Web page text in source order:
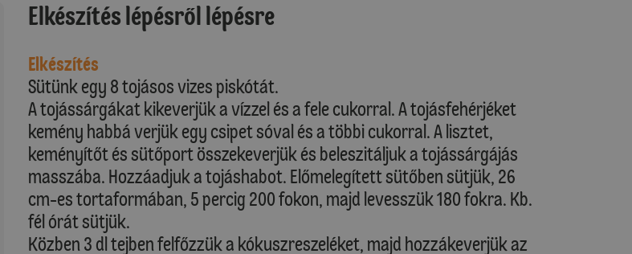
Elkészítés lépésről lépésre
Elkészítés
Sütünk egy 8 tojásos vizes piskótát.
A tojássárgákat kikeverjük a vízzel és a fele cukorral. A tojásfehérjéket
kemény habbá verjük egy csipet sóval és a többi cukorral. A lisztet,
keményítőt és sütőport összekeverjük és beleszitáljuk a tojássárgájás
masszába. Hozzáadjuk a tojáshabot. Előmelegített sütőben sütjük, 26
cm-es tortaformában, 5 percig 200 fokon, majd levesszük 180 fokra. Kb.
fél órát sütjük.
Közben 3 dl tejben felfőzzük a kókuszreszeléket, majd hozzákeverjük az